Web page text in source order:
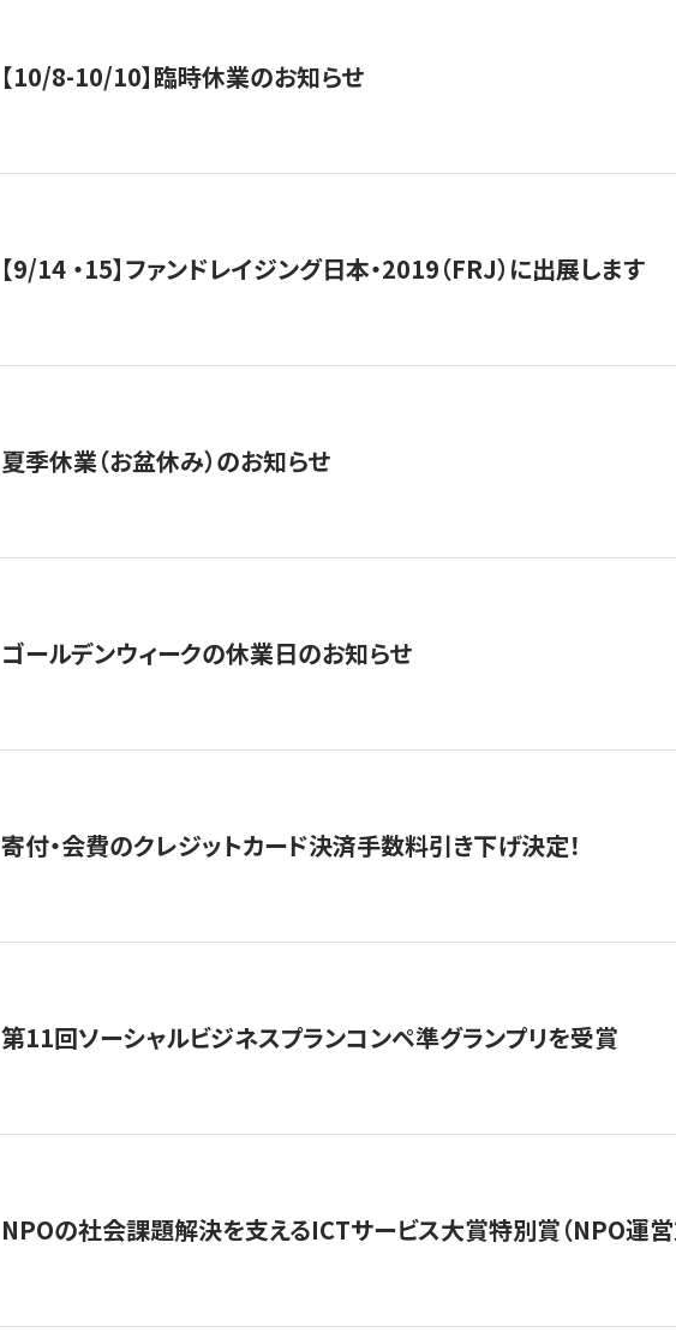
【10/8-10/10】臨時休業のお知らせ
【9/14 ・15】ファンドレイジング日本・2019（FRJ）に出展します
夏季休業（お盆休み）のお知らせ
ゴールデンウィークの休業日のお知らせ
寄付・会費のクレジットカード決済手数料引き下げ決定！
第11回ソーシャルビジネスプランコンペ準グランプリを受賞
NPOの社会課題解決を支えるICTサービス大賞特別賞（NPO運